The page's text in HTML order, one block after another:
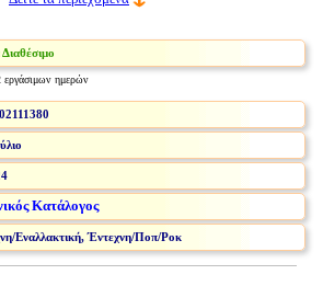
εργάσιμων ημερών
Κατάλογος
Εναλλακτική, Έντεχνη/Ποπ/Ροκ